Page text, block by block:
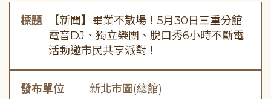
標題
【新聞】畢業不散場！5月30日三重分館
電音DJ、獨立樂團、脫口秀6小時不斷電
活動邀市民共享派對！
發布單位 新北市圖(總館)